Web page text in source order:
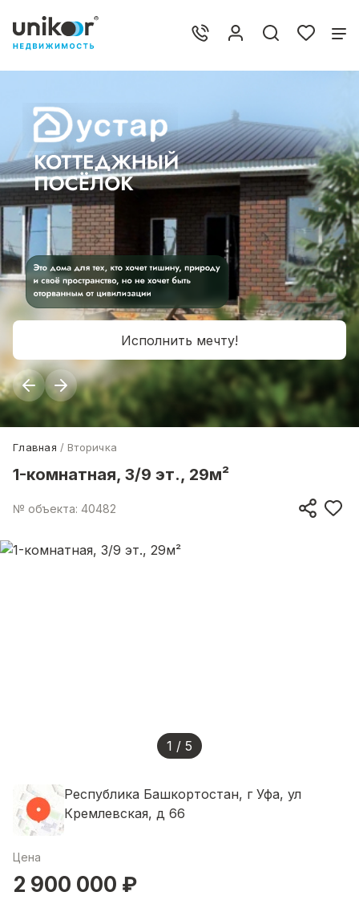
Исполнить мечту!
Главная Вторичка
1-комнатная, 3/9 эт., 29м²
№ объекта: 40482
1 / 5
Республика Башкортостан, г Уфа, ул
Кремлевская, д 66
Цена
2 900 000 ₽